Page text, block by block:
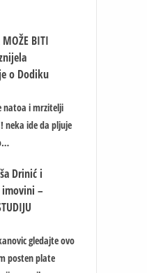
BITI
o Dodiku
natoa i mrzitelji
neka ide da pljuje
Drinić i
imovini –
gledajte ovo
posten plate